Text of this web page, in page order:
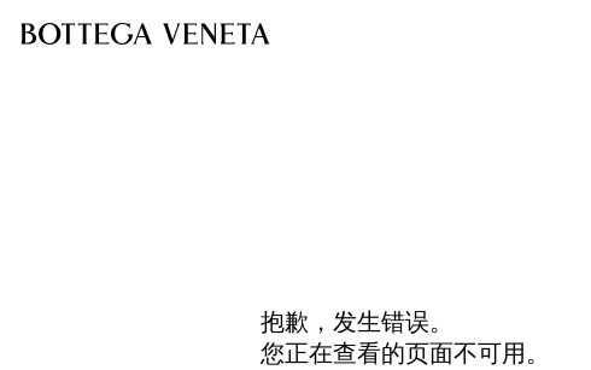
抱歉，发生错误。
您正在查看的页面不可用。